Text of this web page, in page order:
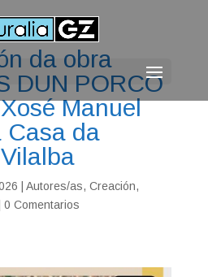
da obra
DUN PORCO
Manuel
Casa da
Autores/as, Creación,
0 Comentarios